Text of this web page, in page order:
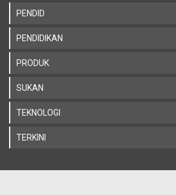
PENDID
PENDIDIKAN
PRODUK
SUKAN
TEKNOLOGI
TERKINI